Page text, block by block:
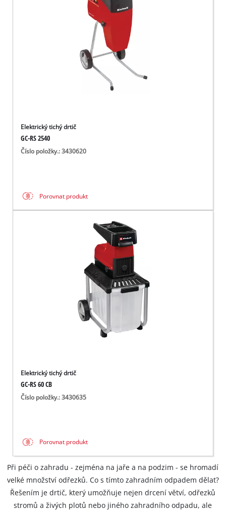
Elektrický tichý drtič
GC-RS 2540
Číslo položky.: 3430620
Porovnat produkt
Elektrický tichý drtič
GC-RS 60 CB
Číslo položky.: 3430635
Porovnat produkt
Při péči o zahradu - zejména na jaře a na podzim - se hromadí
velké množství odřezků. Co s tímto zahradním odpadem dělat?
Řešením je drtič, který umožňuje nejen drcení větví, odřezků
stromů a živých plotů nebo jiného zahradního odpadu, ale